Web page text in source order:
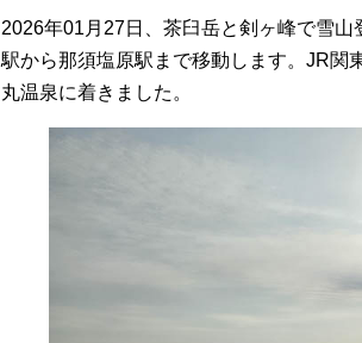
2026年01月27日、茶臼岳と剣ヶ峰で雪
駅から那須塩原駅まで移動します。JR関
丸温泉に着きました。